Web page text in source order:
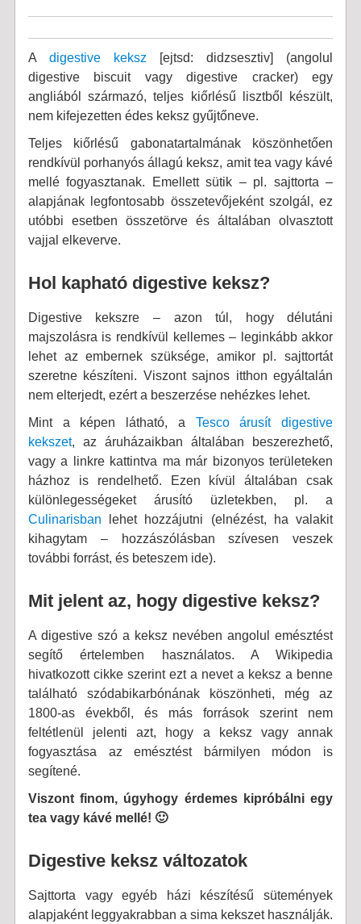
A digestive keksz[ejtsd: didzsesztiv] (angolul
digestive biscuit vagy digestive cracker) egy
angliából származó, teljes kiőrlésű lisztből készült,
nem kifejezetten édes keksz gyűjtőneve.
Teljes kiőrlésű gabonatartalmának köszönhetően
rendkívül porhanyós állagú keksz, amit tea vagy kávé
mellé fogyasztanak. Emellett sütik – pl. sajttorta –
alapjának legfontosabb összetevőjeként szolgál, ez
utóbbi esetben összetörve és általában olvasztott
vajjal elkeverve.
Hol kapható digestive keksz?
Digestive kekszre – azon túl, hogy délutáni
majszolásra is rendkívül kellemes – leginkább akkor
lehet az embernek szüksége, amikor pl. sajttortát
szeretne készíteni. Viszont sajnos itthon egyáltalán
nem elterjedt, ezért a beszerzése nehézkes lehet.
Mint a képen látható, a Tesco árusít digestive
kekszet, az áruházaikban általában beszerezhető,
vagy a linkre kattintva ma már bizonyos területeken
házhoz is rendelhető. Ezen kívül általában csak
különlegességeket árusító üzletekben, pl. a
Culinarisban lehet hozzájutni (elnézést, ha valakit
kihagytam – hozzászólásban szívesen veszek
további forrást, és beteszem ide).
Mit jelent az, hogy digestive keksz?
A digestive szó a keksz nevében angolul emésztést
segítő értelemben használatos. A Wikipedia
hivatkozott cikke szerint ezt a nevet a keksz a benne
található szódabikarbónának köszönheti, még az
1800-as évekből, és más források szerint nem
feltétlenül jelenti azt, hogy a keksz vagy annak
fogyasztása az emésztést bármilyen módon is
segítené.
Viszont finom, úgyhogy érdemes kipróbálni egy
tea vagy kávé mellé! 🙂
Digestive keksz változatok
Sajttorta vagy egyéb házi készítésű sütemények
alapjaként leggyakrabban a sima kekszet használják.